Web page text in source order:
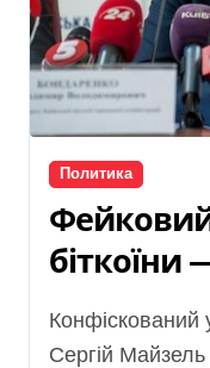
Политика
біткоїни
керує
Конфіскований у Ротенбергів ТРЦ очолив
Сергій Майзель